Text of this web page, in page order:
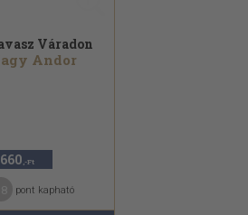
Váradon
Andor
,-Ft
pont kapható